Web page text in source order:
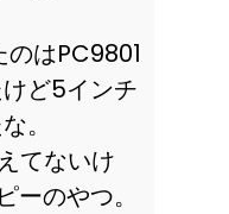
はPC9801
ど5インチ
。
ないけ
ーのやつ。